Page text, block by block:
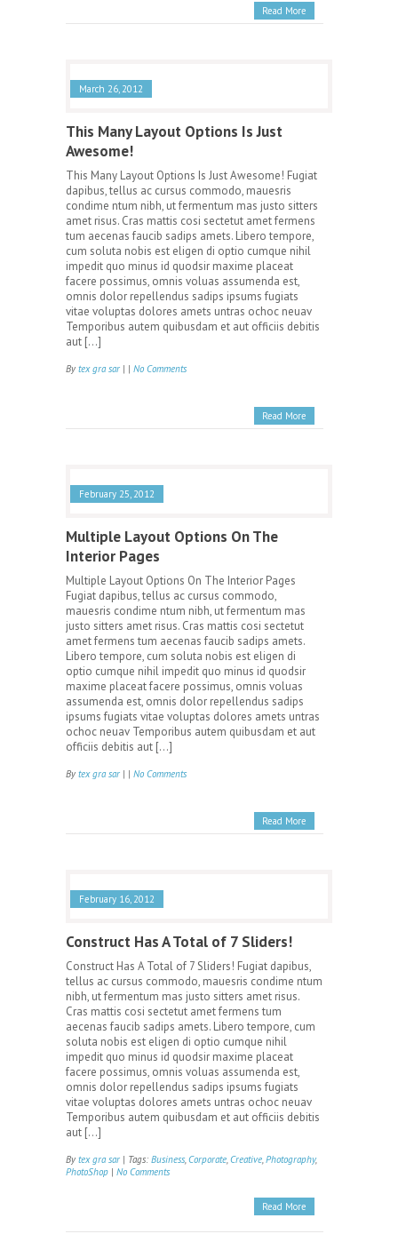
Read More
March 26, 2012
This Many Layout Options Is Just
Awesome!
This Many Layout Options Is Just Awesome! Fugiat
dapibus, tellus ac cursus commodo, mauesris
condime ntum nibh, ut fermentum mas justo sitters
amet risus. Cras mattis cosi sectetut amet fermens
tum aecenas faucib sadips amets. Libero tempore,
cum soluta nobis est eligen di optio cumque nihil
impedit quo minus id quodsir maxime placeat
facere possimus, omnis voluas assumenda est,
omnis dolor repellendus sadips ipsums fugiats
vitae voluptas dolores amets untras ochoc neuav
Temporibus autem quibusdam et aut officiis debitis
aut […]
By tex gra sar | | No Comments
Read More
February 25, 2012
Multiple Layout Options On The
Interior Pages
Multiple Layout Options On The Interior Pages
Fugiat dapibus, tellus ac cursus commodo,
mauesris condime ntum nibh, ut fermentum mas
justo sitters amet risus. Cras mattis cosi sectetut
amet fermens tum aecenas faucib sadips amets.
Libero tempore, cum soluta nobis est eligen di
optio cumque nihil impedit quo minus id quodsir
maxime placeat facere possimus, omnis voluas
assumenda est, omnis dolor repellendus sadips
ipsums fugiats vitae voluptas dolores amets untras
ochoc neuav Temporibus autem quibusdam et aut
officiis debitis aut […]
By tex gra sar | | No Comments
Read More
February 16, 2012
Construct Has A Total of 7 Sliders!
Construct Has A Total of 7 Sliders! Fugiat dapibus,
tellus ac cursus commodo, mauesris condime ntum
nibh, ut fermentum mas justo sitters amet risus.
Cras mattis cosi sectetut amet fermens tum
aecenas faucib sadips amets. Libero tempore, cum
soluta nobis est eligen di optio cumque nihil
impedit quo minus id quodsir maxime placeat
facere possimus, omnis voluas assumenda est,
omnis dolor repellendus sadips ipsums fugiats
vitae voluptas dolores amets untras ochoc neuav
Temporibus autem quibusdam et aut officiis debitis
aut […]
By tex gra sar | Tags: Business,Corporate,Creative,Photography,
PhotoShop | No Comments
Read More